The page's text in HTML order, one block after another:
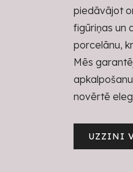
piedāvājot
figūriņas un
porcelānu,
Mēs
novērtē
UZZINI